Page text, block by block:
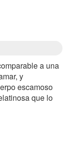
a una
y
escamoso
que lo